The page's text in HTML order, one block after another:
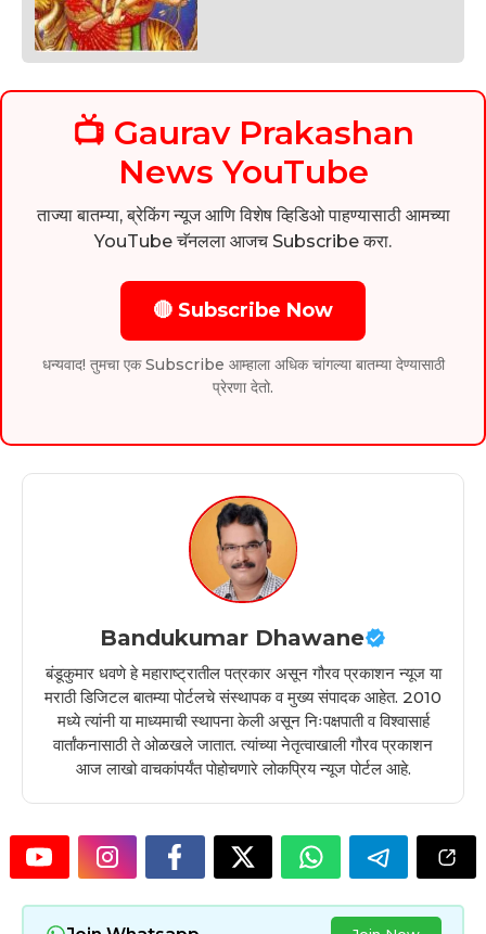
📺 Gaurav Prakashan
News YouTube
ताज्या बातम्या, ब्रेकिंग न्यूज आणि विशेष व्हिडिओ पाहण्यासाठी आमच्या
YouTube चॅनलला आजच Subscribe करा.
🔴 Subscribe Now
धन्यवाद! तुमचा एक Subscribe आम्हाला अधिक चांगल्या बातम्या देण्यासाठी
प्रेरणा देतो.
Bandukumar Dhawane
बंडूकुमार धवणे हे महाराष्ट्रातील पत्रकार असून गौरव प्रकाशन न्यूज या
मराठी डिजिटल बातम्या पोर्टलचे संस्थापक व मुख्य संपादक आहेत. 2010
मध्ये त्यांनी या माध्यमाची स्थापना केली असून निःपक्षपाती व विश्वासार्ह
वार्तांकनासाठी ते ओळखले जातात. त्यांच्या नेतृत्वाखाली गौरव प्रकाशन
आज लाखो वाचकांपर्यंत पोहोचणारे लोकप्रिय न्यूज पोर्टल आहे.